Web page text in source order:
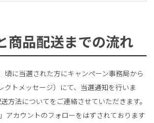
商品配送までの流れ
頃に当選された方にキャンペーン事務局から
クトメッセージ）にて、当選通知を行いま
方法についてをご連絡させていただきます。
」アカウントのフォローをはずされております